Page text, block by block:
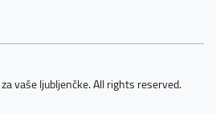
vaše ljubljenčke. All rights reserved.